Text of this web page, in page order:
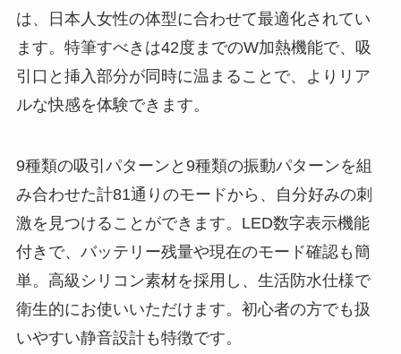
は、日本人女性の体型に合わせて最適化されてい
ます。特筆すべきは42度までのW加熱機能で、吸
引口と挿入部分が同時に温まることで、よりリア
ルな快感を体験できます。
9種類の吸引パターンと9種類の振動パターンを組
み合わせた計81通りのモードから、自分好みの刺
激を見つけることができます。LED数字表示機能
付きで、バッテリー残量や現在のモード確認も簡
単。高級シリコン素材を採用し、生活防水仕様で
衛生的にお使いいただけます。初心者の方でも扱
いやすい静音設計も特徴です。